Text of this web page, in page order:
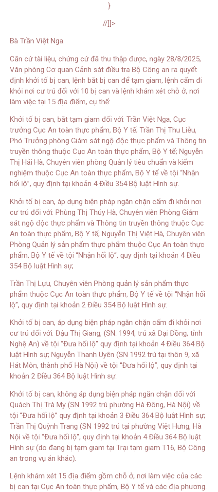
}
//]]>
Bà Trần Việt Nga.
Căn cứ tài liệu, chứng cứ đã thu thập được, ngày 28/8/2025,
Văn phòng Cơ quan Cảnh sát điều tra Bộ Công an ra quyết
định khởi tố bị can, lệnh bắt bị can để tạm giam, lệnh cấm đi
khỏi nơi cư trú đối với 10 bị can và lệnh khám xét chỗ ở, nơi
làm việc tại 15 địa điểm, cụ thể:
Khởi tố bị can, bắt tạm giam đối với: Trần Việt Nga, Cục
trưởng Cục An toàn thực phẩm, Bộ Y tế; Trần Thị Thu Liễu,
Phó Trưởng phòng Giám sát ngộ độc thực phẩm và Thông tin
truyền thông thuộc Cục An toàn thực phẩm, Bộ Y tế; Nguyễn
Thị Hải Hà, Chuyên viên phòng Quản lý tiêu chuẩn và kiểm
nghiệm thuộc Cục An toàn thực phẩm, Bộ Y tế về tội “Nhận
hối lộ”, quy định tại khoản 4 Điều 354 Bộ luật Hình sự.
Khởi tố bị can, áp dụng biện pháp ngăn chặn cấm đi khỏi nơi
cư trú đối với: Phùng Thị Thúy Hà, Chuyên viên Phòng Giám
sát ngộ độc thực phẩm và Thông tin truyền thông thuộc Cục
An toàn thực phẩm, Bộ Y tế; Nguyễn Thị Việt Hà, Chuyên viên
Phòng Quản lý sản phẩm thực phẩm thuộc Cục An toàn thực
phẩm, Bộ Y tế về tội “Nhận hối lộ”, quy định tại khoản 4 Điều
354 Bộ luật Hình sự;
Trần Thị Lựu, Chuyên viên Phòng quản lý sản phẩm thực
phẩm thuộc Cục An toàn thực phẩm, Bộ Y tế về tội “Nhận hối
lộ”, quy định tại khoản 2 Điều 354 Bộ luật Hình sự.
Khởi tố bị can, áp dụng biện pháp ngăn chặn cấm đi khỏi nơi
cư trú đối với: Đậu Thị Giang, (SN: 1994, trú xã Đại Đồng, tỉnh
Nghệ An) về tội “Đưa hối lộ” quy định tại khoản 4 Điều 364 Bộ
luật Hình sự; Nguyễn Thanh Uyên (SN 1992 trú tại thôn 9, xã
Hát Môn, thành phố Hà Nội) về tội “Đưa hối lộ”, quy định tại
khoản 2 Điều 364 Bộ luật Hình sự.
Khởi tố bị can, không áp dụng biện pháp ngăn chặn đối với
Quách Thị Trà My (SN 1992 trú phường Hà Đông, Hà Nội) về
tội “Đưa hối lộ” quy định tại khoản 3 Điều 364 Bộ luật Hình sự;
Trần Thị Quỳnh Trang (SN 1992 trú tại phường Việt Hưng, Hà
Nội về tội “Đưa hối lộ”, quy định tại khoản 4 Điều 364 Bộ luật
Hình sự (do đang bị tạm giam tại Trại tạm giam T16, Bộ Công
an trong vụ án khác).
Lệnh khám xét 15 địa điểm gồm chỗ ở, nơi làm việc của các
bị can tại Cục An toàn thực phẩm, Bộ Y tế và các địa phương.